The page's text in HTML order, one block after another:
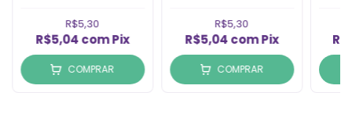
R$5,30
R$5,04comPix
COMPRAR
R$5,30
R$5,04comPix
COMPRAR